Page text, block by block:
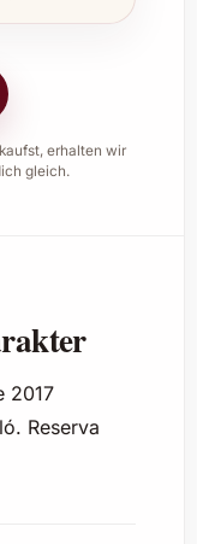
erhalten wir
gleich.
2017
Reserva